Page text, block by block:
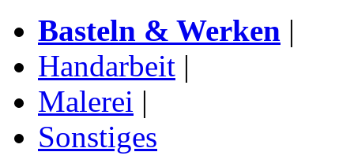
Basteln & Werken |
Handarbeit |
Malerei |
Sonstiges